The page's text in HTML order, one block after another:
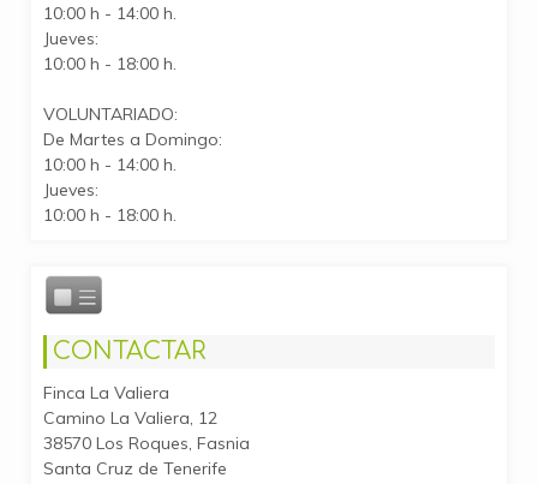
10:00 h - 14:00 h.
Jueves:
10:00 h - 18:00 h.
VOLUNTARIADO:
De Martes a Domingo:
10:00 h - 14:00 h.
Jueves:
10:00 h - 18:00 h.
CONTACTAR
Finca La Valiera
Camino La Valiera, 12
38570 Los Roques, Fasnia
Santa Cruz de Tenerife